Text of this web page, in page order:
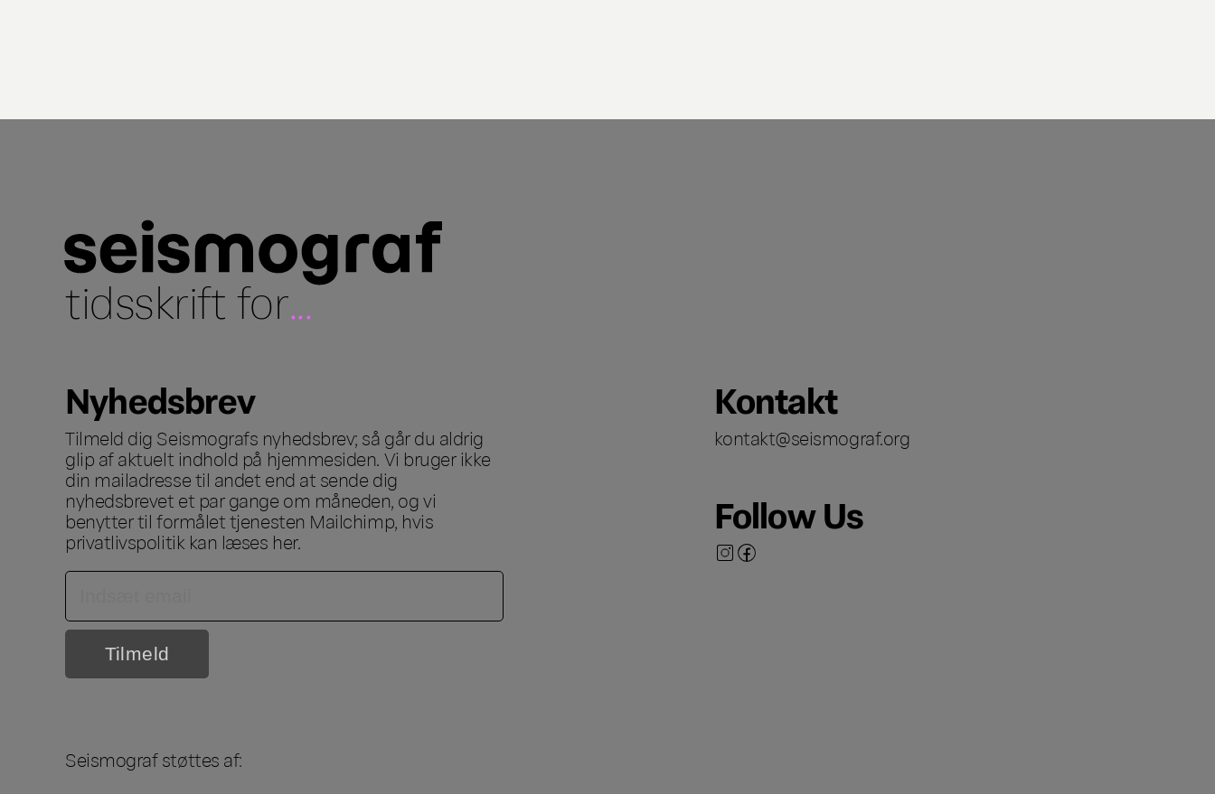
tidsskrift for...
Nyhedsbrev
Tilmeld dig Seismografs nyhedsbrev; så går du aldrig
glip af aktuelt indhold på hjemmesiden. Vi bruger ikke
din mailadresse til andet end at sende dig
nyhedsbrevet et par gange om måneden, og vi
benytter til formålet tjenesten Mailchimp, hvis
privatlivspolitik kan læses her.
Kontakt
kontakt@seismograf.org
Follow Us
Seismograf støttes af: